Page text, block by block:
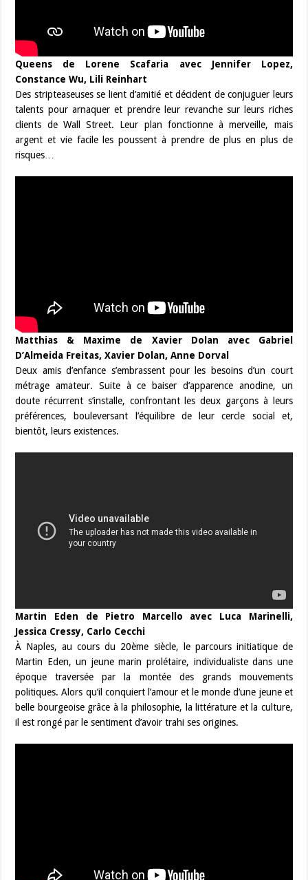
Queens de Lorene Scafaria avec Jennifer Lopez,
Constance Wu, Lili Reinhart
Des stripteaseuses se lient d’amitié et décident de conjuguer leurs
talents pour arnaquer et prendre leur revanche sur leurs riches
clients de Wall Street. Leur plan fonctionne à merveille, mais
argent et vie facile les poussent à prendre de plus en plus de
risques…
Matthias & Maxime de Xavier Dolan avec Gabriel
D’Almeida Freitas, Xavier Dolan, Anne Dorval
Deux amis d’enfance s’embrassent pour les besoins d’un court
métrage amateur. Suite à ce baiser d’apparence anodine, un
doute récurrent s’installe, confrontant les deux garçons à leurs
préférences, bouleversant l’équilibre de leur cercle social et,
bientôt, leurs existences.
Martin Eden de Pietro Marcello avec Luca Marinelli,
Jessica Cressy, Carlo Cecchi
À Naples, au cours du 20ème siècle, le parcours initiatique de
Martin Eden, un jeune marin prolétaire, individualiste dans une
époque traversée par la montée des grands mouvements
politiques. Alors qu’il conquiert l’amour et le monde d’une jeune et
belle bourgeoise grâce à la philosophie, la littérature et la culture,
il est rongé par le sentiment d’avoir trahi ses origines.